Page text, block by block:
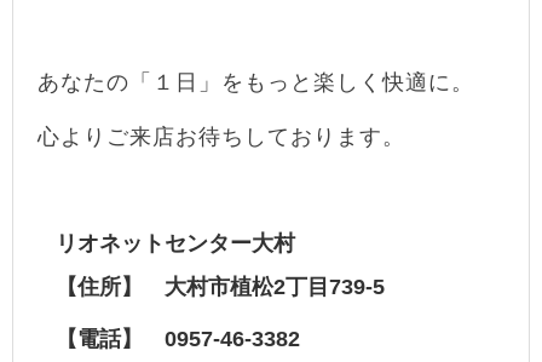
あなたの「１日」をもっと楽しく快適に。
心よりご来店お待ちしております。
リオネットセンター大村
【住所】 大村市植松2丁目739-5
【電話】 0957-46-3382